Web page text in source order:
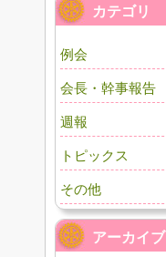
カテゴリ
例会
会長・幹事報告
週報
トピックス
その他
アーカイブ